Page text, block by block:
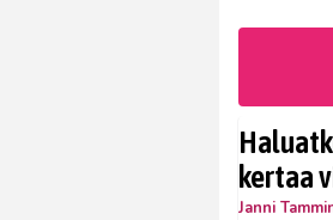
kertaa
Janni